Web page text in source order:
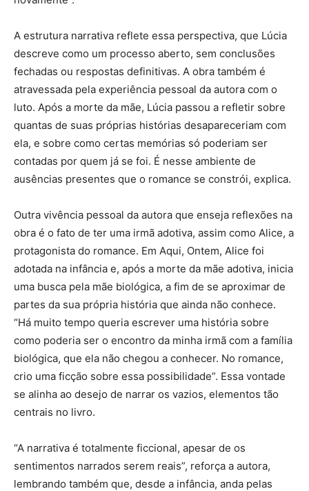
A estrutura narrativa reflete essa perspectiva, que Lúcia
descreve como um processo aberto, sem conclusões
fechadas ou respostas definitivas. A obra também é
atravessada pela experiência pessoal da autora com o
luto. Após a morte da mãe, Lúcia passou a refletir sobre
quantas de suas próprias histórias desapareceriam com
ela, e sobre como certas memórias só poderiam ser
contadas por quem já se foi. É nesse ambiente de
ausências presentes que o romance se constrói, explica.
Outra vivência pessoal da autora que enseja reflexões na
obra é o fato de ter uma irmã adotiva, assim como Alice, a
protagonista do romance. Em Aqui, Ontem, Alice foi
adotada na infância e, após a morte da mãe adotiva, inicia
uma busca pela mãe biológica, a fim de se aproximar de
partes da sua própria história que ainda não conhece.
“Há muito tempo queria escrever uma história sobre
como poderia ser o encontro da minha irmã com a família
biológica, que ela não chegou a conhecer. No romance,
crio uma ficção sobre essa possibilidade”. Essa vontade
se alinha ao desejo de narrar os vazios, elementos tão
centrais no livro.
“A narrativa é totalmente ficcional, apesar de os
sentimentos narrados serem reais”, reforça a autora,
lembrando também que, desde a infância, anda pelas